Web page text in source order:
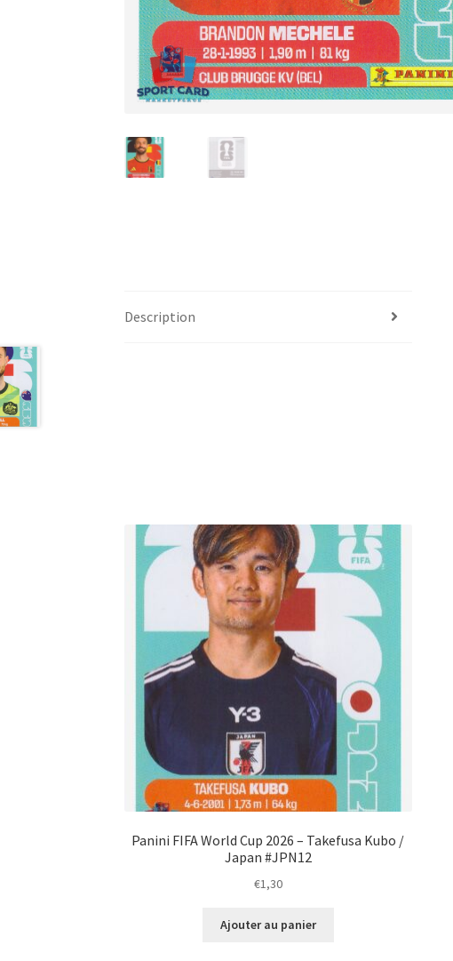
Description
Panini FIFA World Cup 2026 – Takefusa Kubo /
Japan #JPN12
€1,30
Ajouter au panier